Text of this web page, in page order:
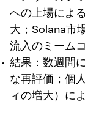
への上場によ
大；Solana市
流入のミーム
結果：数週間
な再評価；個
ィの増大）に